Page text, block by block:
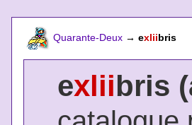
Quarante-Deux → exliibris
exliibris